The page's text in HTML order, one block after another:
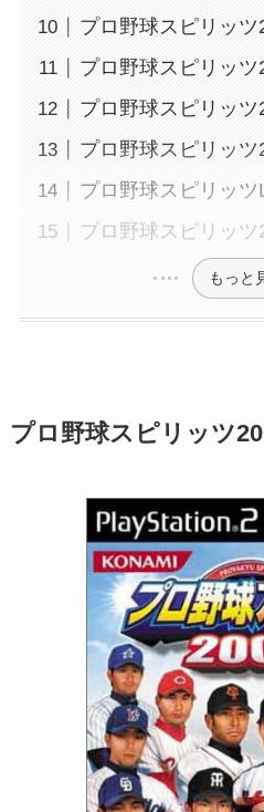
プロ野球スピリッツ
プロ野球スピリッツ
プロ野球スピリッツ
プロ野球スピリッツ
プロ野球スピリッ
プロ野球スピリッツ
もっと
プロ野球スピリッツ